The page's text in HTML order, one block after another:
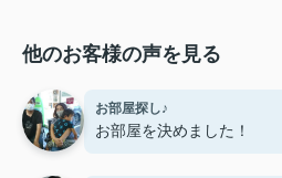
他のお客様の声を見る
お部屋探し♪
お部屋を決めました！